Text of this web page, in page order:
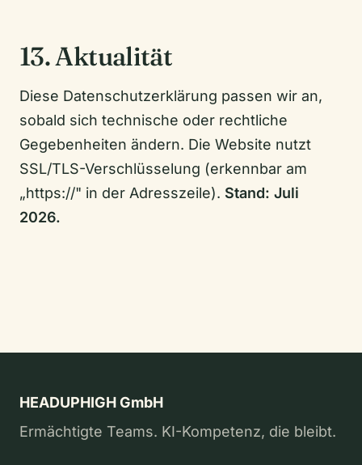
13. Aktualität
Diese Datenschutzerklärung passen wir an,
sobald sich technische oder rechtliche
Gegebenheiten ändern. Die Website nutzt
SSL/TLS-Verschlüsselung (erkennbar am
„https://" in der Adresszeile). Stand: Juli
2026.
HEADUPHIGH GmbH
Ermächtigte Teams. KI-Kompetenz, die bleibt.